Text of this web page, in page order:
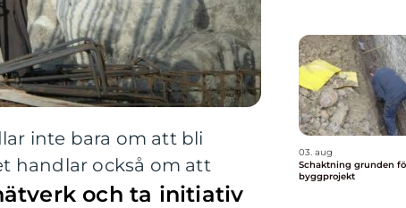
inte bara om att bli
handlar också om att
och ta initiativ
03. aug
Schaktning grunden för ett hållbart
byggprojekt